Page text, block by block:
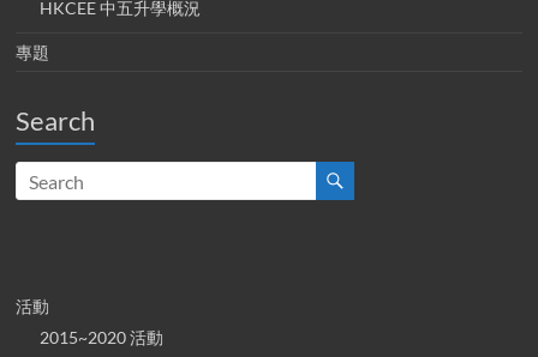
HKCEE 中五升學概況
專題
Search
活動
2015~2020 活動